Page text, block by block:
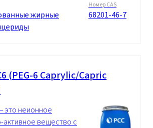
жирные
Номер CAS
68201-46-7
(PEG-6 Caprylic/Capric
это неионное
активное вещество с